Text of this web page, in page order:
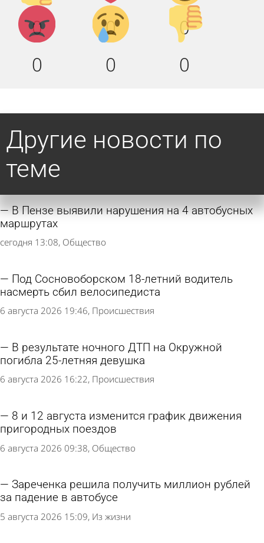
0 0 0
Агрессия!
0
Грусть
:(
0
Палец
вниз!
0
Другие новости по
теме
В Пензе выявили нарушения на 4 автобусных
маршрутах
сегодня 13:08 Общество
Под Сосновоборском 18-летний водитель
насмерть сбил велосипедиста
6 августа 2026 19:46 Происшествия
В результате ночного ДТП на Окружной
погибла 25-летняя девушка
6 августа 2026 16:22 Происшествия
8 и 12 августа изменится график движения
пригородных поездов
6 августа 2026 09:38 Общество
Зареченка решила получить миллион рублей
за падение в автобусе
5 августа 2026 15:09 Из жизни